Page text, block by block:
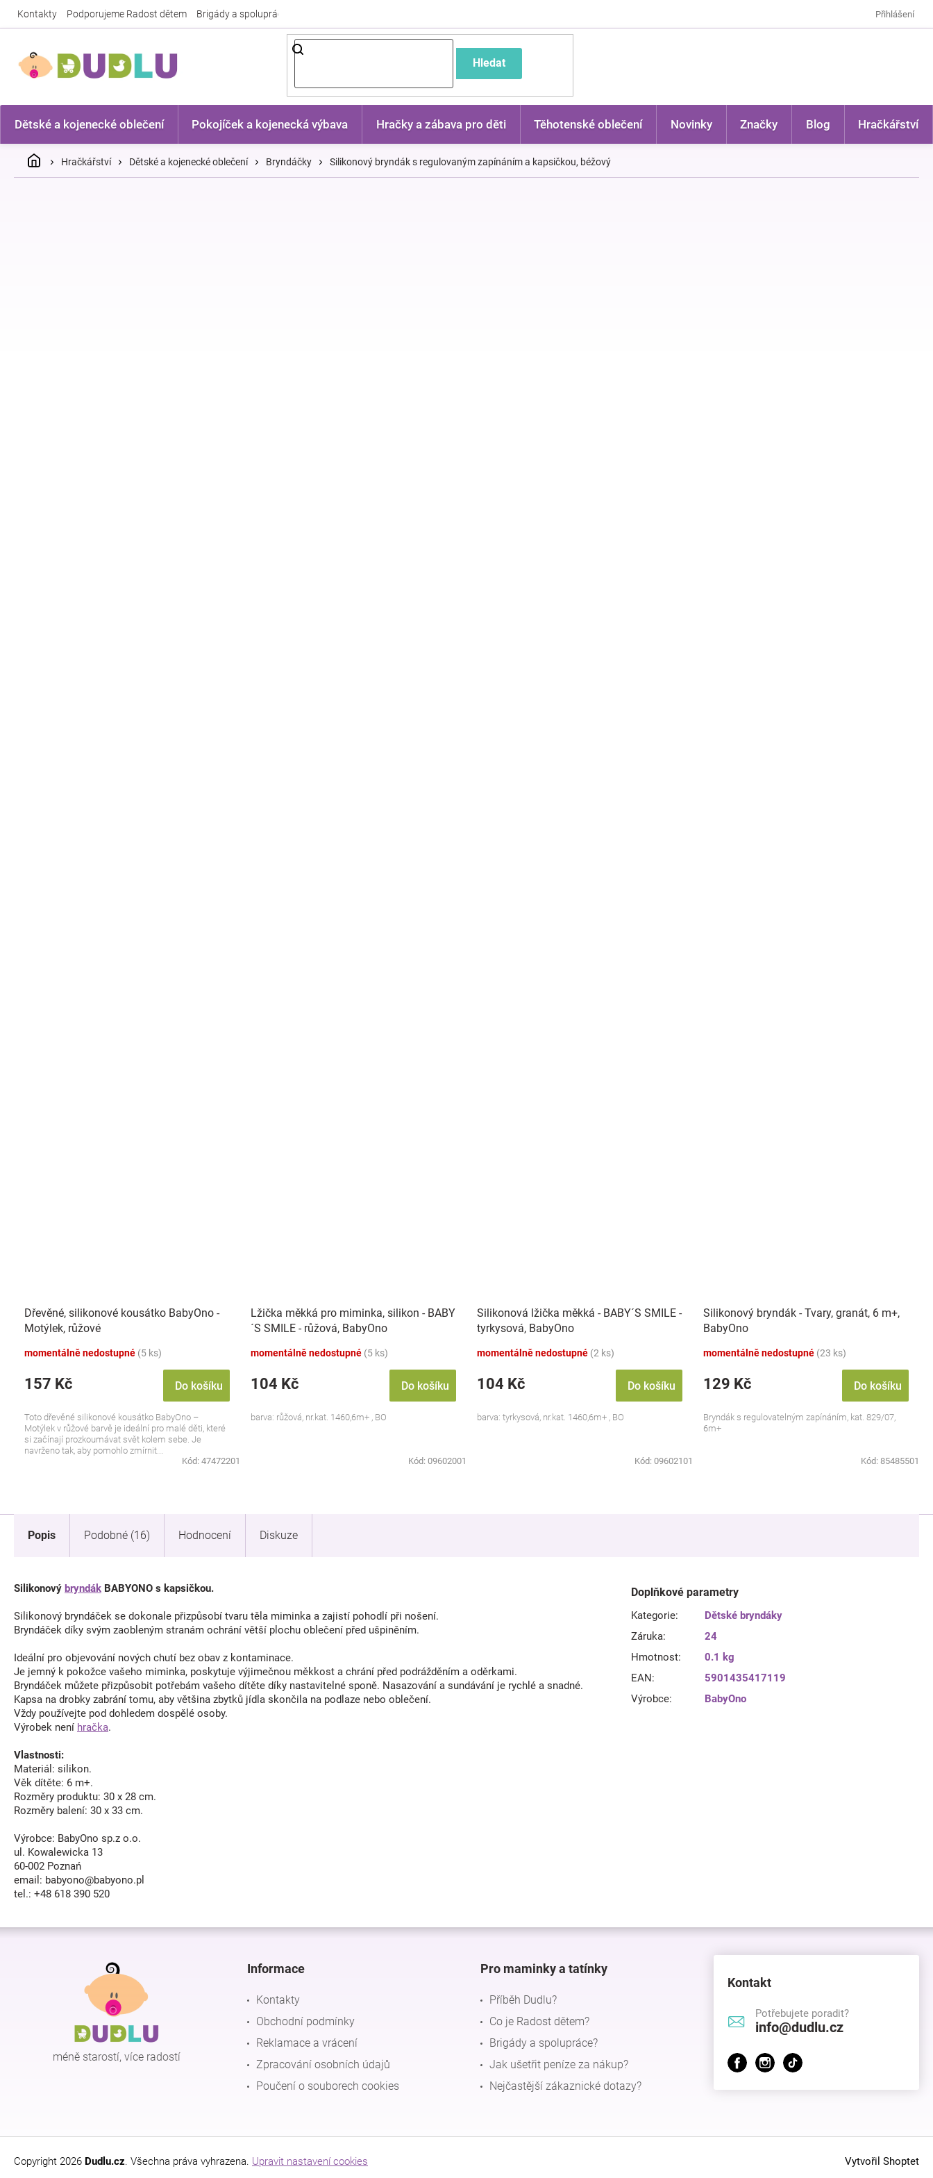
Kontakty Podporujeme Radost dětem Brigády a spolupráce Přihlášení
Hledat
Dětské a kojenecké oblečení Pokojíček a kojenecká výbava Hračky a zábava pro děti Těhotenské oblečení Novinky Značky Blog Hračkářství
DomůHračkářství Dětské a kojenecké oblečení Bryndáčky Silikonový bryndák s regulovaným zapínáním a kapsičkou, béžový
Dřevěné, silikonové kousátko BabyOno -
Motýlek, růžové
momentálně nedostupné (5 ks)
157 Kč Do košíku
Toto dřevěné silikonové kousátko BabyOno –
Motýlek v růžové barvě je ideální pro malé děti, které
si začínají prozkoumávat svět kolem sebe. Je
navrženo tak, aby pomohlo zmírnit...
Kód: 47472201
Lžička měkká pro miminka, silikon - BABY
´S SMILE - růžová, BabyOno
momentálně nedostupné (5 ks)
104 Kč Do košíku
barva: růžová, nr.kat. 1460,6m+ , BO
Kód: 09602001
Silikonová lžička měkká - BABY´S SMILE -
tyrkysová, BabyOno
momentálně nedostupné (2 ks)
104 Kč Do košíku
barva: tyrkysová, nr.kat. 1460,6m+ , BO
Kód: 09602101
Silikonový bryndák - Tvary, granát, 6 m+,
BabyOno
momentálně nedostupné (23 ks)
129 Kč Do košíku
Bryndák s regulovatelným zapínáním, kat. 829/07,
6m+
Kód: 85485501
Popis Podobné (16) Hodnocení Diskuze
Silikonový bryndák BABYONO s kapsičkou.
Silikonový bryndáček se dokonale přizpůsobí tvaru těla miminka a zajistí pohodlí při nošení.
Bryndáček díky svým zaobleným stranám ochrání větší plochu oblečení před ušpiněním.
Ideální pro objevování nových chutí bez obav z kontaminace.
Je jemný k pokožce vašeho miminka, poskytuje výjimečnou měkkost a chrání před podrážděním a oděrkami.
Bryndáček můžete přizpůsobit potřebám vašeho dítěte díky nastavitelné sponě. Nasazování a sundávání je rychlé a snadné.
Kapsa na drobky zabrání tomu, aby většina zbytků jídla skončila na podlaze nebo oblečení.
Vždy používejte pod dohledem dospělé osoby.
Výrobek není hračka.
Vlastnosti:
Materiál: silikon.
Věk dítěte: 6 m+.
Rozměry produktu: 30 x 28 cm.
Rozměry balení: 30 x 33 cm.
Výrobce: BabyOno sp.z o.o.
ul. Kowalewicka 13
60-002 Poznań
email: babyono@babyono.pl
tel.: +48 618 390 520
Doplňkové parametry
Kategorie:
Dětské bryndáky
Záruka:
24
Hmotnost:
0.1 kg
EAN:
5901435417119
Výrobce: BabyOno
Z
méně starostí, více radostí
Informace
Kontakty
Obchodní podmínky
Reklamace a vrácení
Zpracování osobních údajů
Poučení o souborech cookies
Pro maminky a tatínky
Příběh Dudlu?
Co je Radost dětem?
Brigády a spolupráce?
Jak ušetřit peníze za nákup?
Nejčastější zákaznické dotazy?
Kontakt
Potřebujete poradit?
info@dudlu.cz
Vytvořil Shoptet
Copyright 2026 Dudlu.cz. Všechna práva vyhrazena. Upravit nastavení cookies